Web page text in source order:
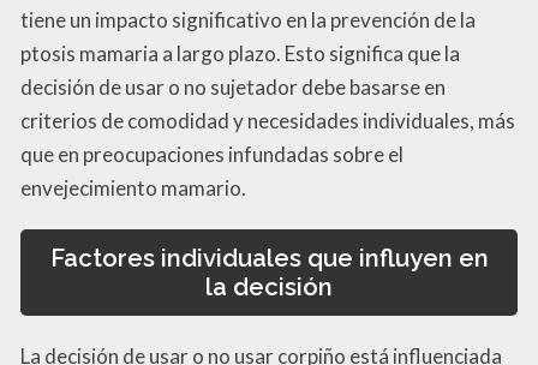
tiene un impacto significativo en la prevención de la
ptosis mamaria a largo plazo. Esto significa que la
decisión de usar o no sujetador debe basarse en
criterios de comodidad y necesidades individuales, más
que en preocupaciones infundadas sobre el
envejecimiento mamario.
Factores individuales que influyen en
la decisión
La decisión de usar o no usar corpiño está influenciada